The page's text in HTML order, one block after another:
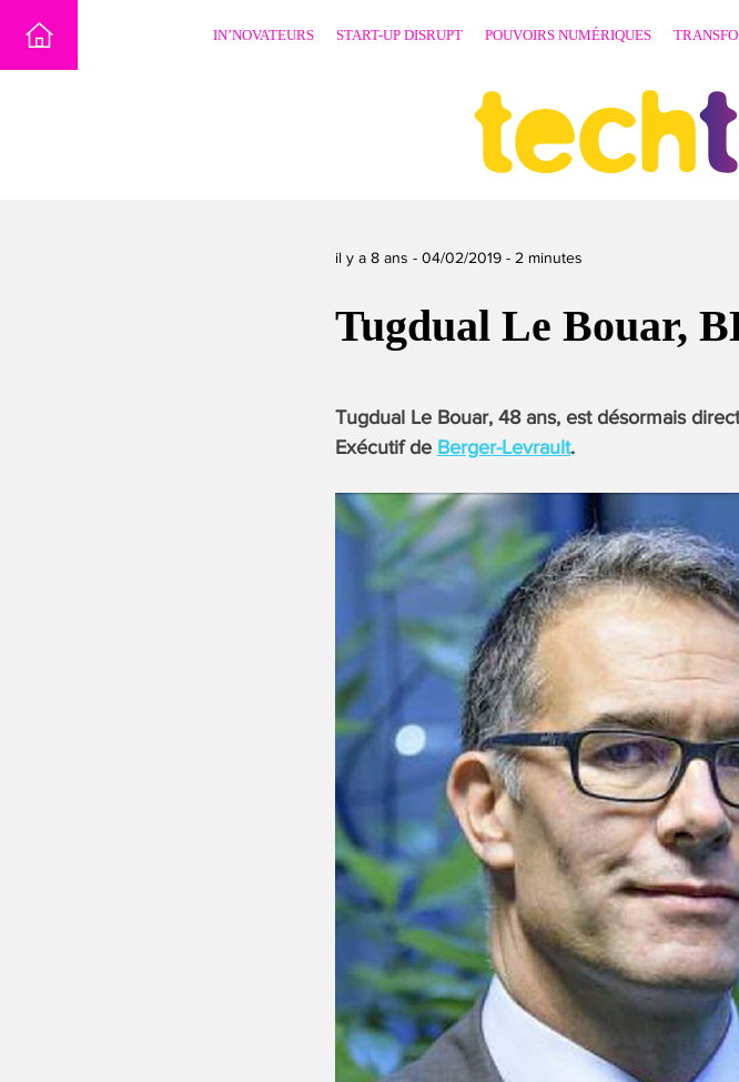
IN’NOVATEURS START-UP DISRUPT POUVOIRS NUMÉRIQUES
il y a 8 ans - 04/02/2019 - 2 minutes
Tugdual Le Bouar,
Tugdual Le Bouar, 48 ans, est désormais
Exécutif de Berger-Levrault.